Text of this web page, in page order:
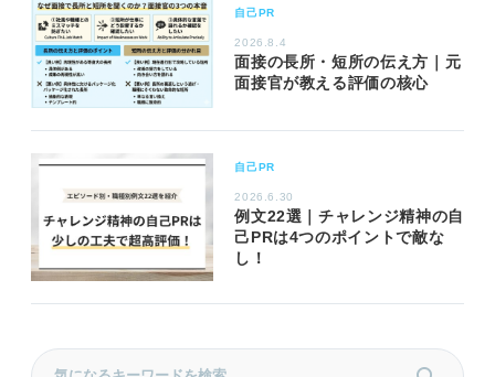
自己PR
2026.8.4
面接の長所・短所の伝え方｜元
面接官が教える評価の核心
自己PR
2026.6.30
例文22選｜チャレンジ精神の自
己PRは4つのポイントで敵な
し！